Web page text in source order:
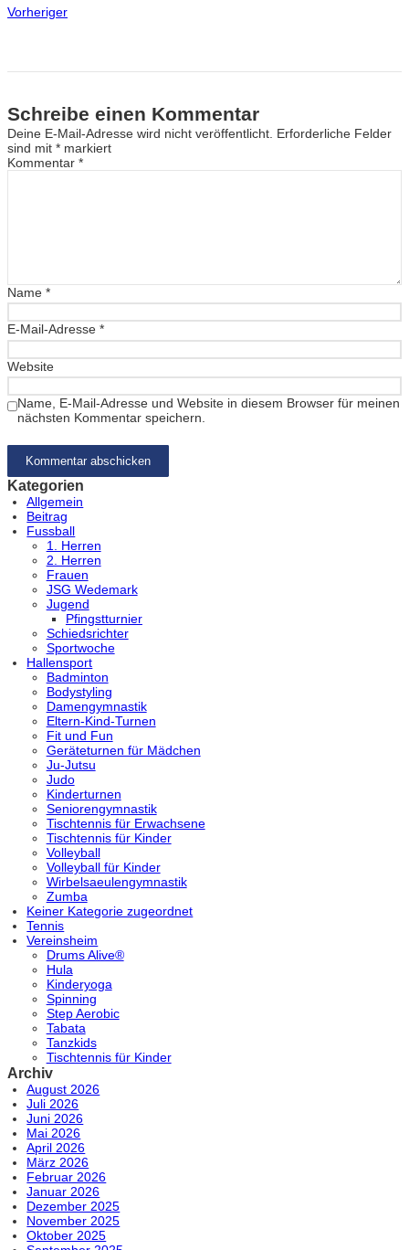
Vorheriger
Schreibe einen Kommentar
Deine E-Mail-Adresse wird nicht veröffentlicht. Erforderliche Felder
sind mit * markiert
Kommentar *
Name *
E-Mail-Adresse *
Website
Name, E-Mail-Adresse und Website in diesem Browser für meinen
nächsten Kommentar speichern.
Kategorien
Allgemein
Beitrag
Fussball
1. Herren
2. Herren
Frauen
JSG Wedemark
Jugend
Pfingstturnier
Schiedsrichter
Sportwoche
Hallensport
Badminton
Bodystyling
Damengymnastik
Eltern-Kind-Turnen
Fit und Fun
Geräteturnen für Mädchen
Ju-Jutsu
Judo
Kinderturnen
Seniorengymnastik
Tischtennis für Erwachsene
Tischtennis für Kinder
Volleyball
Volleyball für Kinder
Wirbelsaeulengymnastik
Zumba
Keiner Kategorie zugeordnet
Tennis
Vereinsheim
Drums Alive®
Hula
Kinderyoga
Spinning
Step Aerobic
Tabata
Tanzkids
Tischtennis für Kinder
Archiv
August 2026
Juli 2026
Juni 2026
Mai 2026
April 2026
März 2026
Februar 2026
Januar 2026
Dezember 2025
November 2025
Oktober 2025